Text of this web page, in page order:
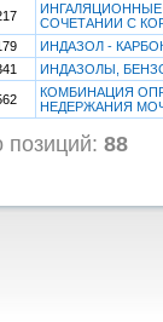
ИНГАЛЯЦИОННЫЕ
СОЧЕТАНИИ С
ИНДАЗОЛ -
ИНДАЗОЛЫ,
КОМБИНАЦИЯ
НЕДЕРЖАНИЯ
позиций: 88